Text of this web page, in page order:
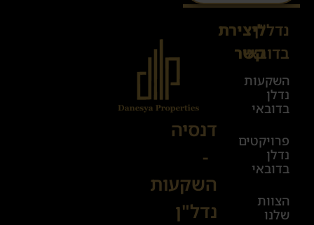
נדל"ן
בדובאי
השקעות
נדלן
בדובאי
פרויקטים
נדלן
בדובאי
הצוות
שלנו
ליצירת
קשר
א׳-ה׳
08:00-
00:00
יום ו׳
08:00-
17:00
Sales@danesya.co.il
דנסיה
-
השקעות
נדל"ן